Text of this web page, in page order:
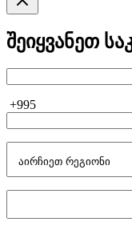
შეიყვანეთ
+995